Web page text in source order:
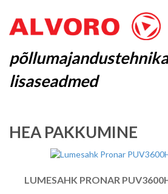
lisaseadmed
HEA PAKKUMINE
LUMESAHK PRONAR